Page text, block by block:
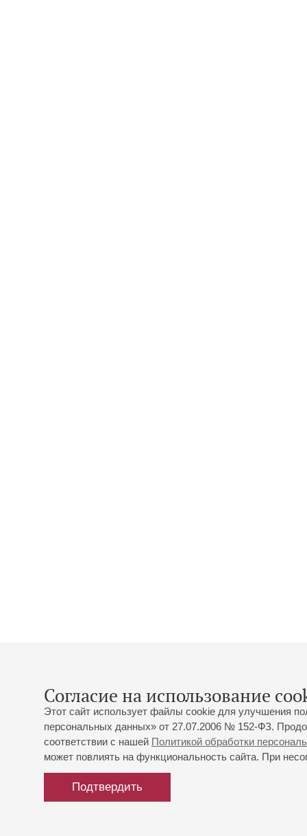
Согласие на использование
Этот сайт использует файлы cookie для улучшения
персональных данных» от 27.07.2006 № 152-ФЗ.
соответствии с нашей Политикой обработки
может повлиять на функциональность сайта. При
Подтвердить